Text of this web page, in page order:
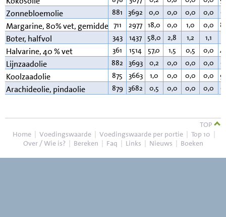
Zonnebloemolie 881 3692 0,0 0,0 0,0 0,0
Margarine, 80% vet, gemiddeld711 2977 18,0 0,0 1,0 0,0
Boter, halfvol 343 1437 58,0 2,8 1,2 1,1
Halvarine, 40 % vet 361 1514 57,0 1,5 0,5 0,0
Lijnzaadolie 882 3693 0,2 0,0 0,0 0,0
Koolzaadolie 875 3663 1,0 0,0 0,0 0,0
Arachideolie, pindaolie 879 3682 0,5 0,0 0,0 0,0
TOP
Home | Voedingswaarde | Voedingswaarde per portie | Top 10 |
Over / Wie is? | Bereken | Faq | Links | Nieuws | Boeken